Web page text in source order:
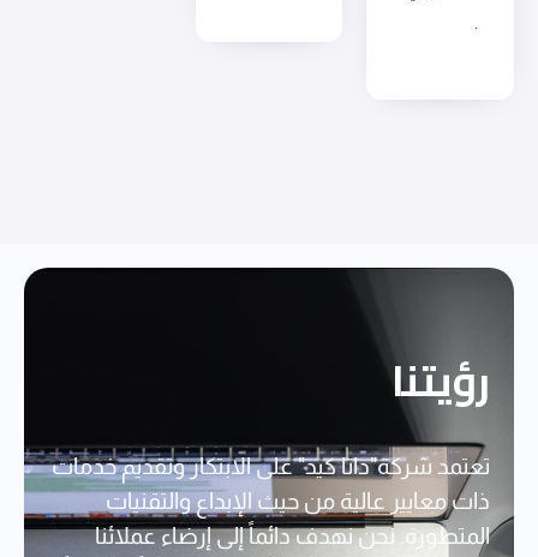
رؤيتنا
تعتمد شركة"داتا كيد" على الابتكار وتقديم خدمات
ذات معايير عالية من حيث الإبداع والتقنيات
المتطورة. نحن نهدف دائماً إلى إرضاء عملائنا